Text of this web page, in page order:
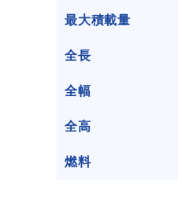
最大積載量
全長
全幅
全高
燃料